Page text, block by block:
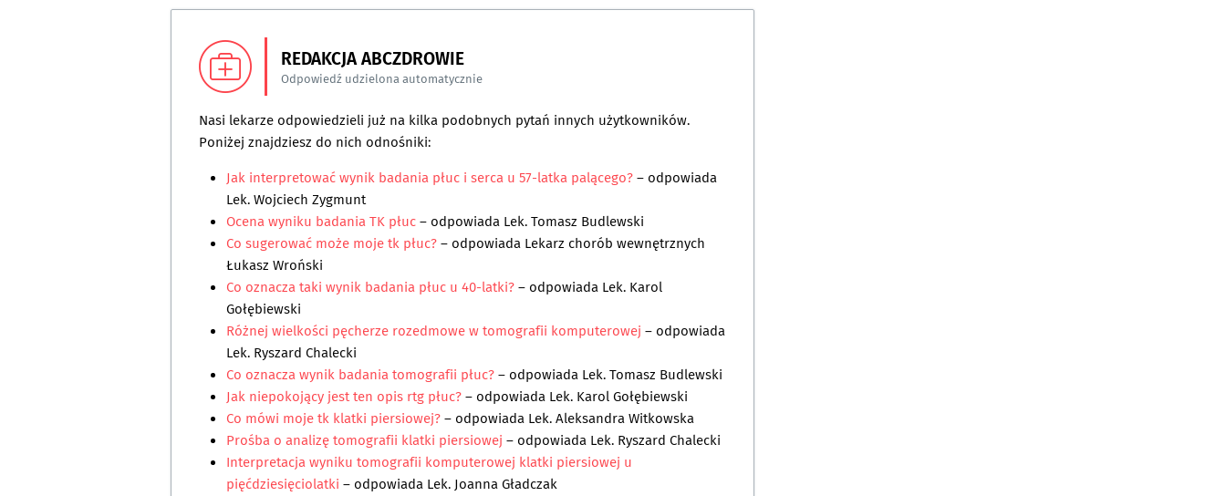
REDAKCJA ABCZDROWIE
Odpowiedź udzielona automatycznie
Nasi lekarze odpowiedzieli już na kilka podobnych pytań innych użytkowników.
Poniżej znajdziesz do nich odnośniki:
Jak interpretować wynik badania płuc i serca u 57-latka palącego?– odpowiada
Lek. Wojciech Zygmunt
Ocena wyniku badania TK płuc– odpowiada Lek. Tomasz Budlewski
Co sugerować może moje tk płuc?– odpowiada Lekarz chorób wewnętrznych
Łukasz Wroński
Co oznacza taki wynik badania płuc u 40-latki?– odpowiada Lek. Karol
Gołębiewski
Różnej wielkości pęcherze rozedmowe w tomografii komputerowej – odpowiada
Lek. Ryszard Chalecki
Co oznacza wynik badania tomografii płuc?– odpowiada Lek. Tomasz Budlewski
Jak niepokojący jest ten opis rtg płuc?– odpowiada Lek. Karol Gołębiewski
Co mówi moje tk klatki piersiowej?– odpowiada Lek. Aleksandra Witkowska
Prośba o analizę tomografii klatki piersiowej – odpowiada Lek. Ryszard Chalecki
Interpretacja wyniku tomografii komputerowej klatki piersiowej u
pięćdziesięciolatki – odpowiada Lek. Joanna Gładczak